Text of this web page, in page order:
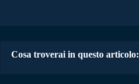
Cosa troverai in questo articolo: